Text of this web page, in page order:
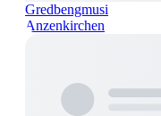
Gredbengmusi
Anzenkirchen